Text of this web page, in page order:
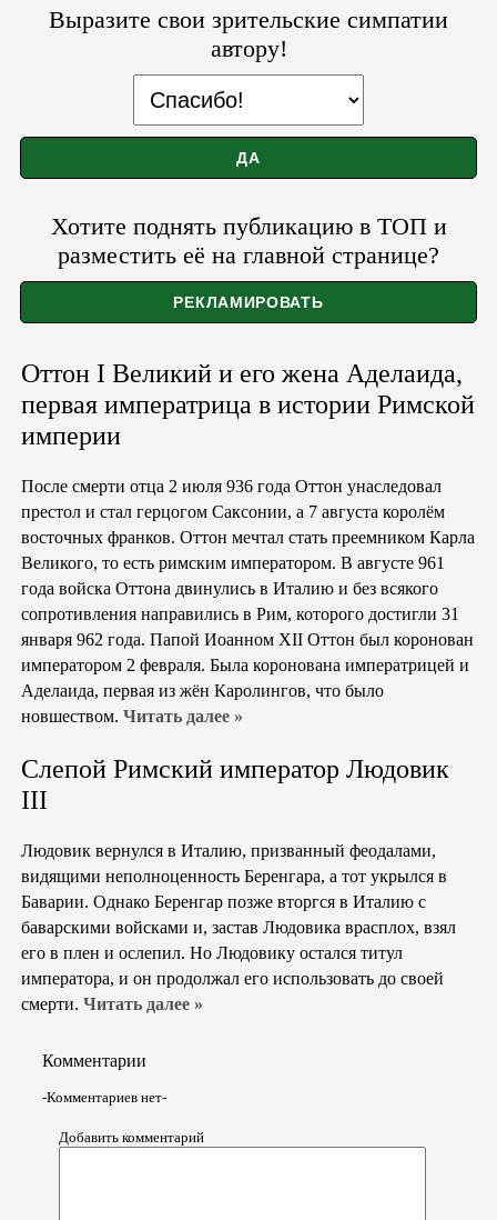
Выразите свои зрительские симпатии
автору!
Хотите поднять публикацию в ТОП и
разместить её на главной странице?
Оттон I Великий и его жена Аделаида,
первая императрица в истории Римской
империи
После смерти отца 2 июля 936 года Оттон унаследовал
престол и стал герцогом Саксонии, а 7 августа королём
восточных франков. Оттон мечтал стать преемником Карла
Великого, то есть римским императором. В августе 961
года войска Оттона двинулись в Италию и без всякого
сопротивления направились в Рим, которого достигли 31
января 962 года. Папой Иоанном XII Оттон был коронован
императором 2 февраля. Была коронована императрицей и
Аделаида, первая из жён Каролингов, что было
новшеством. Читать далее »
Слепой Римский император Людовик
III
Людовик вернулся в Италию, призванный феодалами,
видящими неполноценность Беренгара, а тот укрылся в
Баварии. Однако Беренгар позже вторгся в Италию с
баварскими войсками и, застав Людовика врасплох, взял
его в плен и ослепил. Но Людовику остался титул
императора, и он продолжал его использовать до своей
смерти. Читать далее »
Комментарии
-Комментариев нет-
Добавить комментарий